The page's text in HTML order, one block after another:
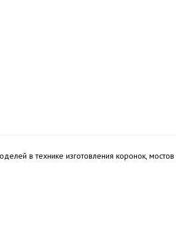
в технике изготовления коронок,